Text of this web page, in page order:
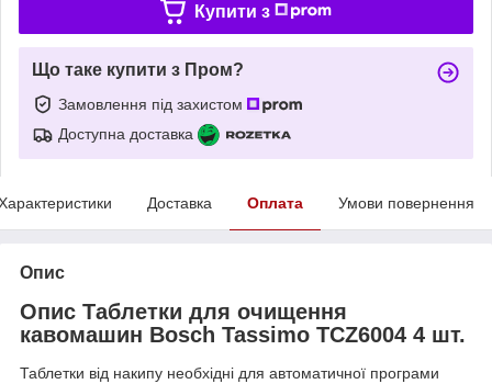
Купити з
Що таке купити з Пром?
Замовлення під захистом
Доступна доставка
Доставка Оплата Умови повернення
Опис
Опис Таблетки для очищення
кавомашин Bosch Tassimo TCZ6004 4 шт.
Таблетки від накипу необхідні для автоматичної програми